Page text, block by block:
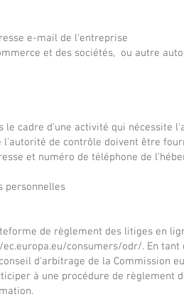
e-mail de l'entreprise
et des sociétés, ou autre
le cadre d'une activité qui nécessite
l'autorité de contrôle doivent être
et numéro de téléphone de
personnelles
de règlement des litiges en
consumers/odr/. En tant
d'arbitrage de la Commission
à une procédure de règlement